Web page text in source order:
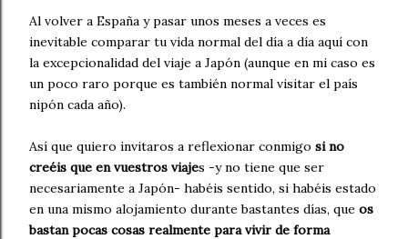
Al volver a España y pasar unos meses a veces es
inevitable comparar tu vida normal del día a día aquí con
la excepcionalidad del viaje a Japón (aunque en mi caso es
un poco raro porque es también normal visitar el país
nipón cada año).
Así que quiero invitaros a reflexionar conmigo si no
creéis que en vuestros viajes -y no tiene que ser
necesariamente a Japón- habéis sentido, si habéis estado
en una mismo alojamiento durante bastantes días, que os
bastan pocas cosas realmente para vivir de forma